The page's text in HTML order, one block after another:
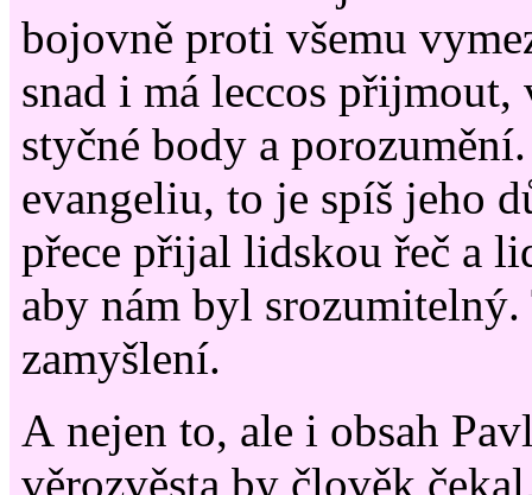
bojovně proti všemu
snad i má leccos
styčné body a
evangeliu, to je spíš jeho
přece přijal lidskou řeč a
aby nám byl
zamyšlení.
A nejen to, ale i obsah
věrozvěsta by člověk